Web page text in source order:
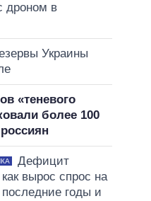
дроном в
Украины
«теневого
более 100
Дефицит
вырос спрос на
годы и